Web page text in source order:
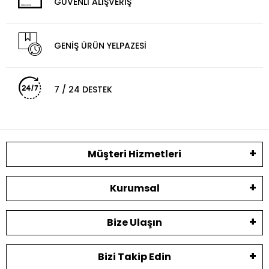
GENİŞ ÜRÜN YELPAZESİ
7 / 24 DESTEK
Müşteri Hizmetleri
Kurumsal
Bize Ulaşın
Bizi Takip Edin